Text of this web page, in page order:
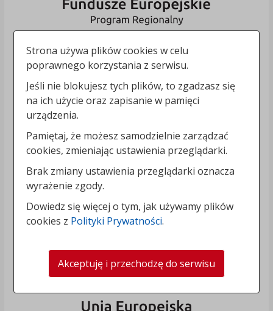
Strona używa plików cookies w celu
poprawnego korzystania z serwisu.
Jeśli nie blokujesz tych plików, to zgadzasz się
na ich użycie oraz zapisanie w pamięci
urządzenia.
Pamiętaj, że możesz samodzielnie zarządzać
cookies, zmieniając ustawienia przeglądarki.
Brak zmiany ustawienia przeglądarki oznacza
wyrażenie zgody.
Dowiedz się więcej o tym, jak używamy plików
cookies z Polityki Prywatności.
Akceptuję i przechodzę do serwisu